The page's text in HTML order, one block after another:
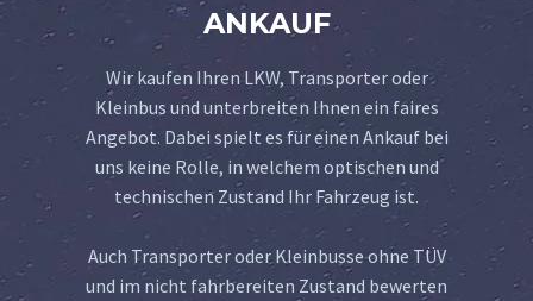
ANKAUF
Wir kaufen Ihren LKW, Transporter oder
Kleinbus und unterbreiten Ihnen ein faires
Angebot. Dabei spielt es für einen Ankauf bei
uns keine Rolle, in welchem optischen und
technischen Zustand Ihr Fahrzeug ist.
Auch Transporter oder Kleinbusse ohne TÜV
und im nicht fahrbereiten Zustand bewerten